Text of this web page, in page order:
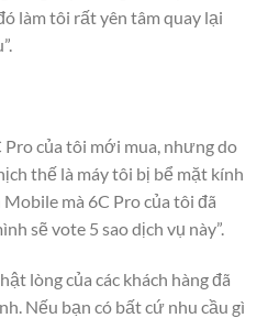
làm tôi rất yên tâm quay lại
của tôi mới mua, nhưng do
thế là máy tôi bị bể mặt kính
mà 6C Pro của tôi đã
sẽ vote 5 sao dịch vụ này”.
lòng của các khách hàng đã
Nếu bạn có bất cứ nhu cầu gì